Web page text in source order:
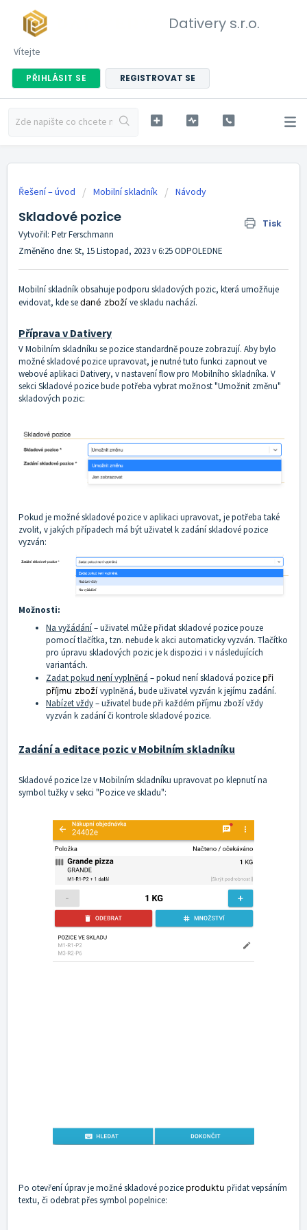
Dativery s.r.o.
Vítejte
PŘIHLÁSIT SE REGISTROVAT SE
Řešení – úvod Mobilní skladník Návody
Skladové pozice Tisk
Vytvořil: Petr Ferschmann
Změněno dne: St, 15 Listopad, 2023 v 6:25 ODPOLEDNE
Mobilní skladníkobsahuje podporu skladových pozic, která umožňuje
evidovat, kde sedané zboží ve skladu nachází.
Příprava v Dativery
V Mobilním skladníku se pozice standardně pouze zobrazují. Aby bylo
možné skladové pozice upravovat, je nutné tuto funkci zapnout ve
webové aplikaci Dativery, v nastavení flow pro Mobilního skladníka. V
sekci Skladové pozice bude potřeba vybrat možnost "Umožnit změnu"
skladových pozic:
Pokud je možné skladové pozice v aplikaci upravovat, je potřeba také
zvolit, v jakých případech má být uživatel k zadání skladové pozice
vyzván:
Možnosti:
Na vyžádání– uživatel může přidat skladové pozice pouze
pomocí tlačítka, tzn. nebude k akci automaticky vyzván. Tlačítko
pro úpravu skladových pozic je k dispozici i v následujících
variantách.
Zadat pokud není vyplněná – pokud není skladová pozice při
příjmu zboží vyplněná, bude uživatel vyzván k jejímu zadání.
Nabízet vždy– uživatel bude při každém příjmu zboží vždy
vyzván k zadání či kontrole skladové pozice.
Zadání a editace pozic v Mobilním skladníku
Skladové pozice lze v Mobilním skladníku upravovat po klepnutí na
symbol tužky v sekci "Pozice ve skladu":
Po otevření úprav je možné skladové pozice produktu přidat vepsáním
textu, či odebrat přes symbol popelnice: